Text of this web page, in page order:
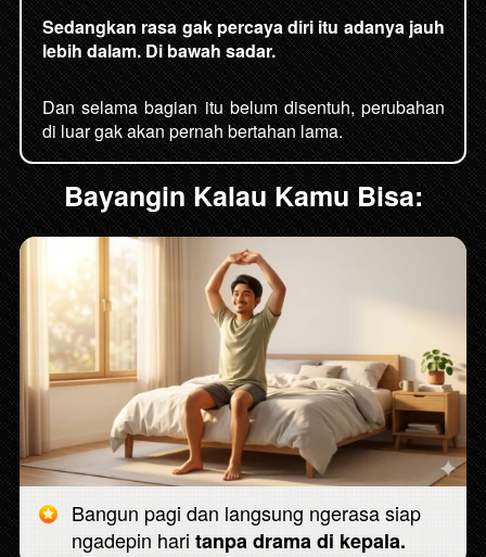
Sedangkan rasa gak percaya diri itu adanya jauh
lebih dalam. Di bawah sadar.
Dan selama bagian itu belum disentuh, perubahan
di luar gak akan pernah bertahan lama.
Bayangin Kalau Kamu Bisa:
Bangun pagi dan langsung ngerasa siap
ngadepin hari tanpa drama di kepala.